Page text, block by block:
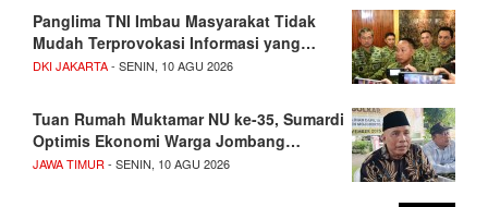
Panglima TNI Imbau Masyarakat Tidak
Mudah Terprovokasi Informasi yang…
DKI JAKARTA- SENIN, 10 AGU 2026
Tuan Rumah Muktamar NU ke-35, Sumardi
Optimis Ekonomi Warga Jombang…
JAWA TIMUR- SENIN, 10 AGU 2026